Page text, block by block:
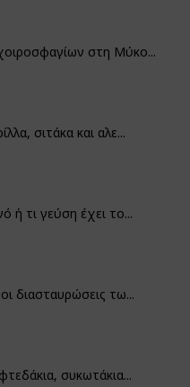
στη Μύκο...
σιτάκα και αλε...
ή τι γεύση έχει το...
διασταυρώσεις τω...
συκωτάκια...